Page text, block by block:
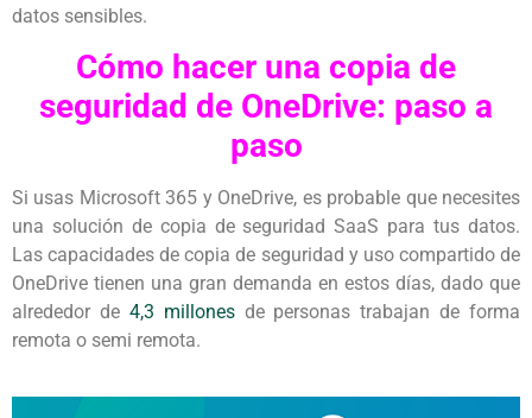
datos sensibles.
Cómo hacer una copia de
seguridad de OneDrive: paso a
paso
Si usas Microsoft 365 y OneDrive, es probable que necesites
una solución de copia de seguridad SaaS para tus datos.
Las capacidades de copia de seguridad y uso compartido de
OneDrive tienen una gran demanda en estos días, dado que
alrededor de 4,3 millonesde personas trabajan de forma
remota o semi remota.